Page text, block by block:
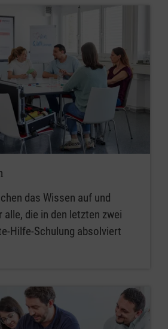
das Wissen auf und
die in den letzten zwei
Hilfe-Schulung absolviert